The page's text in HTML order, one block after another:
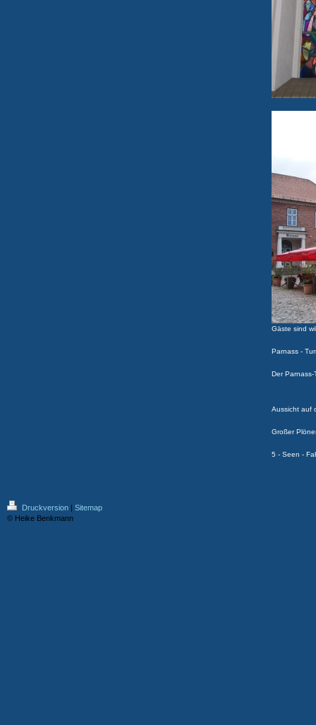
Gäste sind
Parnass -
Der
Aussicht auf
Großer
5 - Seen -
Druckversion | Sitemap
© Heike Benkmann